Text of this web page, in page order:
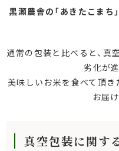
黒瀬農舎の「あきたこまち
通常の包装と比べると、真
劣化が
美味しいお米を食べて頂き
お届
真空包装に関す